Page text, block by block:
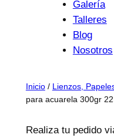
Galería
Talleres
Blog
Nosotros
Inicio/ Lienzos,
para acuarela 300gr
Realiza tu pedido